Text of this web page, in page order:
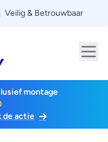
Veilig & Betrouwbaar
montage
de actie